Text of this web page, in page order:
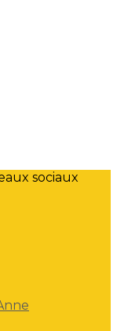
sociaux